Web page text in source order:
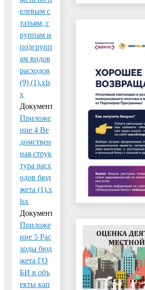
елевым с
татьям, г
руппам и
подгрупп
ам видов
расходов
(9) (1).xls
x
Документ:
Приложе
ние 4 Ве
домствен
ная струк
тура расх
одов бюд
жета (1).x
lsx
Документ:
Приложе
ние 5 Рас
ходы бюд
жета ГО
БИ в объ
екты кап